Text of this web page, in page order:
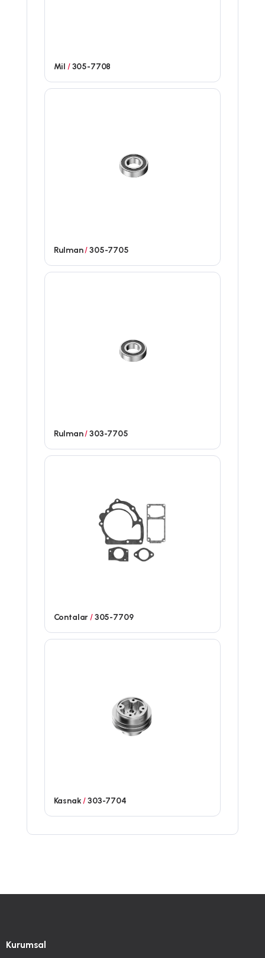
Mil /305-7708
Rulman/305-7705
Rulman/303-7705
Contalar/305-7709
Kasnak/303-7704
Kurumsal